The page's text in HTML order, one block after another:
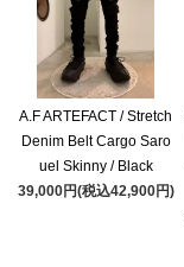
A.F ARTEFACT / Stretch
Denim Belt Cargo Saro
uel Skinny / Black
39,000円(税込42,900円)